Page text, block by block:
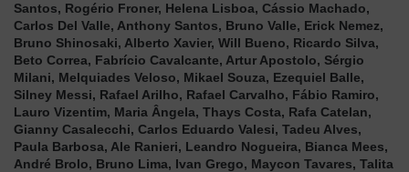
Santos, Rogério Froner, Helena Lisboa, Cássio Machado,
Carlos Del Valle, Anthony Santos, Bruno Valle, Erick Nemez,
Bruno Shinosaki, Alberto Xavier, Will Bueno, Ricardo Silva,
Beto Correa, Fabrício Cavalcante, Artur Apostolo, Sérgio
Milani, Melquiades Veloso, Mikael Souza, Ezequiel Balle,
Silney Messi, Rafael Arilho, Rafael Carvalho, Fábio Ramiro,
Lauro Vizentim, Maria Ângela, Thays Costa, Rafa Catelan,
Gianny Casalecchi, Carlos Eduardo Valesi, Tadeu Alves,
Paula Barbosa, Ale Ranieri, Leandro Nogueira, Bianca Mees,
André Brolo, Bruno Lima, Ivan Grego, Maycon Tavares, Talita